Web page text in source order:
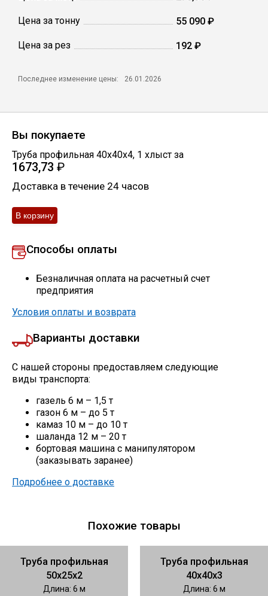
Цена за тонну 55 090 ₽
Цена за рез 192 ₽
Последнее изменение цены: 26.01.2026
Вы покупаете
Труба профильная 40х40х4, 1 хлыст за
1673,73 ₽
Доставка в течение 24 часов
Способы оплаты
Безналичная оплата на расчетный счет
предприятия
Условия оплаты и возврата
Варианты доставки
С нашей стороны предоставляем следующие
виды транспорта:
газель 6 м – 1,5 т
газон 6 м – до 5 т
камаз 10 м – до 10 т
шаланда 12 м – 20 т
бортовая машина с манипулятором
(заказывать заранее)
Подробнее о доставке
Похожие товары
Труба профильная
50х25х2
Длина: 6 м
Труба профильная
40х40х3
Длина: 6 м